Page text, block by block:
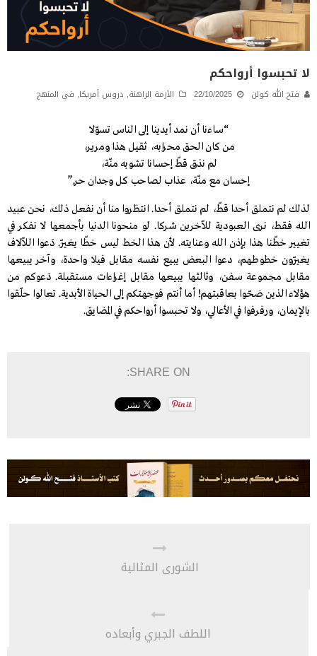
لا تحبسوا أرواحكم
فتح الله كولن 22/10/2025 الأزمة الراهنة, دروس أمريكا, في المنهج
“ساءنا أن نمد أيدينا إلى الناس تسوّلا
من كان الحق محرابه، ثقيل هذا ومرير،
لم نذق قطّ إحسانا تشوبه منّة،
إحسان مع منّة، عذاب لصاحب كل وجدان حر.”
لذلك لم نتملق أحدا قطّ، لم نتملق أحدا. انتظروا منا أن نفعل ذلك، نحن عبيد
الله فقط، نرى العبودية للآخرين شركا. لو منحونا الدنيا بأجمعها لا نفكر في
تغيير خطّنا هذا بإذن الله وعنايته. لأن هذا الخط ليس خطّا يغيّر. دَعوا اللآلاف
يغيّرون خطوطهم، دعوا البعض يبيع نفسه مقابل فيلا واحدة، وآخر يبيعها
مقابل مجموعة سفن، وثالثها يبيعها مقابل إغراءات مستقبلة. دَعوكم من
هؤلاء الذين ضحّوا بعاقبتهم! أما أنتم فوجهتكم إلى الحياة الأبدية. تعالوا حلّقوا
بالإيمان، ورفرفوا في الأعالي، ولا تحبسوا أرواحكم في المضايق.
SHARE ON:
الشورى المثالية
اللطف الجبري وأبعاده